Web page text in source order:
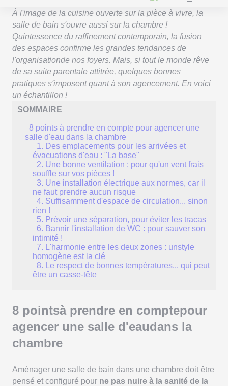
À l'image de la cuisine ouverte sur la pièce à vivre, la
salle de bain s'ouvre aussi sur la chambre !
Quintessence du raffinement contemporain, la fusion
des espaces confirme les grandes tendances de
l'organisationde nos foyers. Mais, si tout le monde rêve
de sa suite parentale attitrée, quelques bonnes
pratiques s'imposent quant à son agencement. En voici
un échantillon !
SOMMAIRE
8 points à prendre en compte pour agencer une
salle d'eau dans la chambre
1. Des emplacements pour les arrivées et
évacuations d'eau : "La base"
2. Une bonne ventilation : pour qu'un vent frais
souffle sur vos pièces !
3. Une installation électrique aux normes, car il
ne faut prendre aucun risque
4. Suffisamment d'espace de circulation... sinon
rien !
5. Prévoir une séparation, pour éviter les tracas
6. Bannir l'installation de WC : pour sauver son
intimité !
7. L'harmonie entre les deux zones : unstyle
homogène est la clé
8. Le respect de bonnes températures... qui peut
être un casse-tête
8 pointsà prendre en comptepour
agencer une salle d'eaudans la
chambre
Aménager une salle de bain dans une chambre doit être
pensé et configuré pour ne pas nuire à la sanité de la